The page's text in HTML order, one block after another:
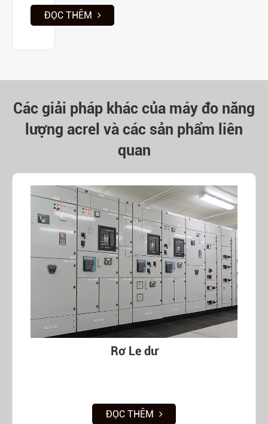
ĐỌC THÊM
Các giải pháp khác của máy đo năng
lượng acrel và các sản phẩm liên
quan
Rơ Le dư
ĐỌC THÊM